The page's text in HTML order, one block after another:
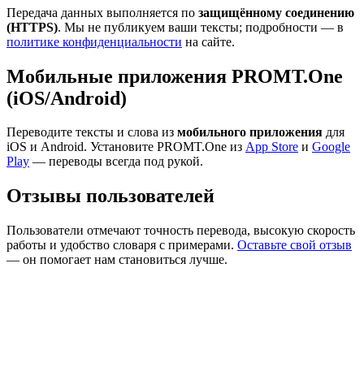
Передача данных выполняется по защищённому соединению
(HTTPS). Мы не публикуем ваши тексты; подробности — в
политике конфиденциальности на сайте.
Мобильные приложения PROMT.One
(iOS/Android)
Переводите тексты и слова из мобильного приложения для
iOS и Android. Установите PROMT.One из App Store и Google
Play — переводы всегда под рукой.
Отзывы пользователей
Пользователи отмечают точность перевода, высокую скорость
работы и удобство словаря с примерами. Оставьте свой отзыв
— он помогает нам становиться лучше.